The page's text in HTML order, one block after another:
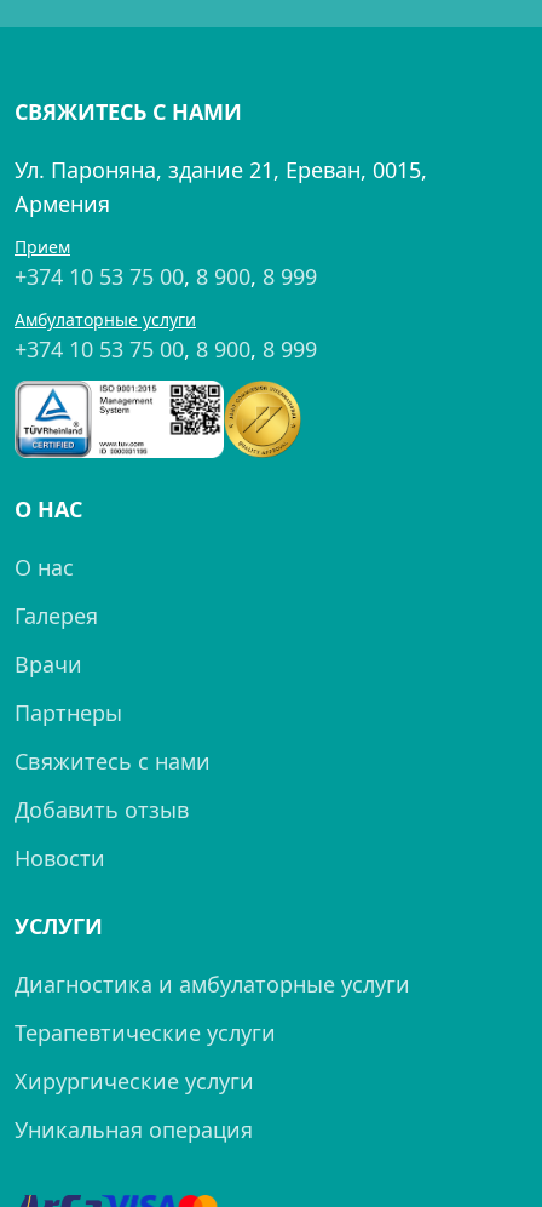
СВЯЖИТЕСЬ С НАМИ
Ул. Пароняна, здание 21, Ереван, 0015,
Армения
Прием
+374 10 53 75 00, 8 900, 8 999
Амбулаторные услуги
+374 10 53 75 00, 8 900, 8 999
О НАС
О нас
Галерея
Врачи
Партнеры
Свяжитесь с нами
Добавить отзыв
Новости
УСЛУГИ
Диагностика и амбулаторные услуги
Терапевтические услуги
Хирургические услуги
Уникальная операция